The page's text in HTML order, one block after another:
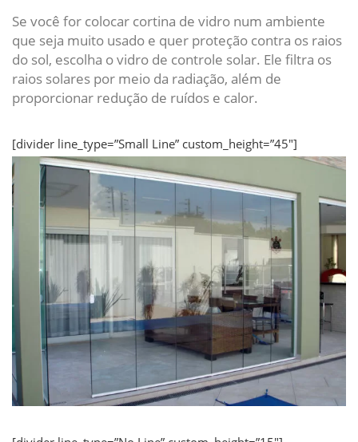
Se você for colocar cortina de vidro num ambiente
que seja muito usado e quer proteção contra os raios
do sol, escolha o vidro de controle solar. Ele filtra os
raios solares por meio da radiação, além de
proporcionar redução de ruídos e calor.
[divider line_type=”Small Line” custom_height=”45″]